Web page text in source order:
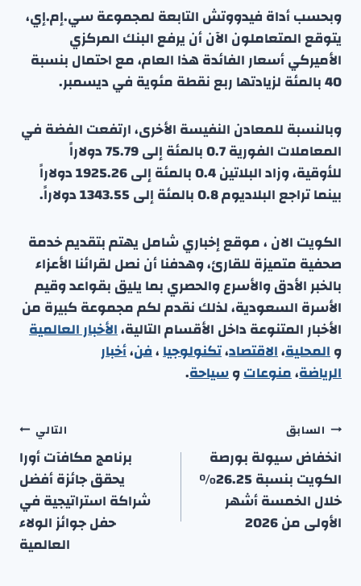
وبحسب أداة فيدووتش التابعة لمجموعة سي.إم.إي،
يتوقع المتعاملون الآن أن يرفع البنك المركزي
الأميركي أسعار الفائدة هذا العام، مع احتمال بنسبة
40 بالمئة لزيادتها ربع نقطة مئوية في ديسمبر.
وبالنسبة للمعادن النفيسة الأخرى، ارتفعت الفضة في
المعاملات الفورية 0.7 بالمئة إلى 75.79 دولاراً
للأوقية، وزاد البلاتين 0.4 بالمئة إلى 1925.26 دولاراً
بينما تراجع البلاديوم 0.8 بالمئة إلى 1343.55 دولاراً.
الكويت الان ، موقع إخباري شامل يهتم بتقديم خدمة
صحفية متميزة للقارئ، وهدفنا أن نصل لقرائنا الأعزاء
بالخبر الأدق والأسرع والحصري بما يليق بقواعد وقيم
الأسرة السعودية، لذلك نقدم لكم مجموعة كبيرة من
الأخبار المتنوعة داخل الأقسام التالية،الأخبار العالمية
والمحلية،الاقتصاد،تكنولوجيا،فن،أخبار
الرياضة،منوعاتوسياحة.
تصفّح
المقالات
السابق
انخفاض سيولة بورصة
الكويت بنسبة 26.25%
خلال الخمسة أشهر
الأولى من 2026
التالي
برنامج مكافآت أورا
يحقق جائزة أفضل
شراكة استراتيجية في
حفل جوائز الولاء
العالمية